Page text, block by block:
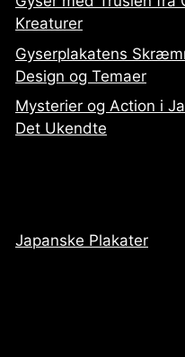
Kreaturer
Gyserplakatens
Design og Temaer
Mysterier og Action i
Det Ukendte
Japanske Plakater